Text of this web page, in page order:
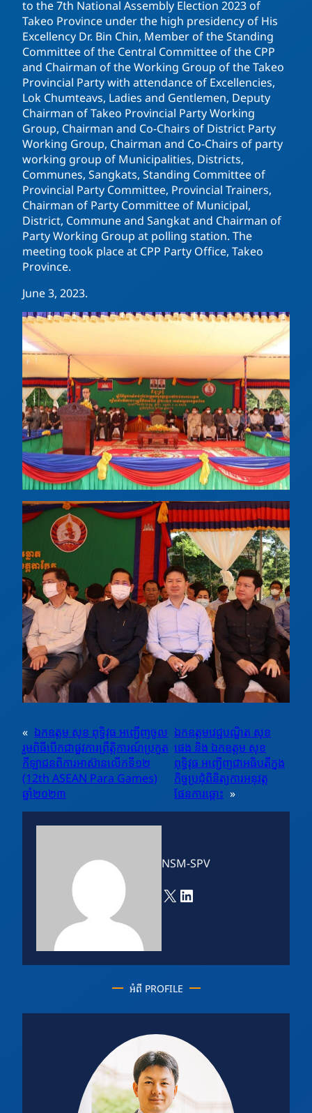
to the 7th National Assembly Election 2023 of
Takeo Province under the high presidency of His
Excellency Dr. Bin Chin, Member of the Standing
Committee of the Central Committee of the CPP
and Chairman of the Working Group of the Takeo
Provincial Party with attendance of Excellencies,
Lok Chumteavs, Ladies and Gentlemen, Deputy
Chairman of Takeo Provincial Party Working
Group, Chairman and Co-Chairs of District Party
Working Group, Chairman and Co-Chairs of party
working group of Municipalities, Districts,
Communes, Sangkats, Standing Committee of
Provincial Party Committee, Provincial Trainers,
Chairman of Party Committee of Municipal,
District, Commune and Sangkat and Chairman of
Party Working Group at polling station. The
meeting took place at CPP Party Office, Takeo
Province.
June 3, 2023.
« ឯកឧត្តម សុខ ពុទ្ធិវុធ អញ្ជើញចូល
រួមពិធីបើកជាផ្លូវការព្រឹត្តិការណ៍ប្រកួត
កីឡាជនពិការអាស៊ានលើកទី១២
(12th ASEAN Para Games)
ឆ្នាំ២០២៣
ឯកឧត្តមវេជ្ជបណ្ឌិត សុខ
ផេង និង ឯកឧត្តម សុខ
ពុទ្ធិវុធ អញ្ជេីញជាអធិបតីក្នុង
កិច្ចប្រជុំពិនិត្យការអនុវត្ត
ផែនការឆ្ពោះ »
NSM-SPV
X LinkedIn
អំពី PROFILE